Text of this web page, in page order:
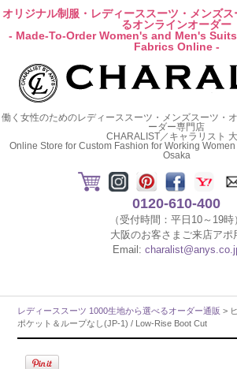
オリジナル制服・レディーススーツ・メンズ
るオンラインオーダー
- Made-To-Order Women's and Men's
Fabrics Online -
働く女性のためのレディーススーツ・メンズスーツ・
ーダー専門店
CHARALIST／キャラリスト
Online Store for Custom Fashion for Working
Osaka
0120-610-400
（受付時間：平日10～19時）
大阪のお客さまご来店アポ
Email:
レディーススーツ 1000生地から選べるオーダー通販 >
ポケット＆ループなし(JP-1) / Low-Rise Boot Cut